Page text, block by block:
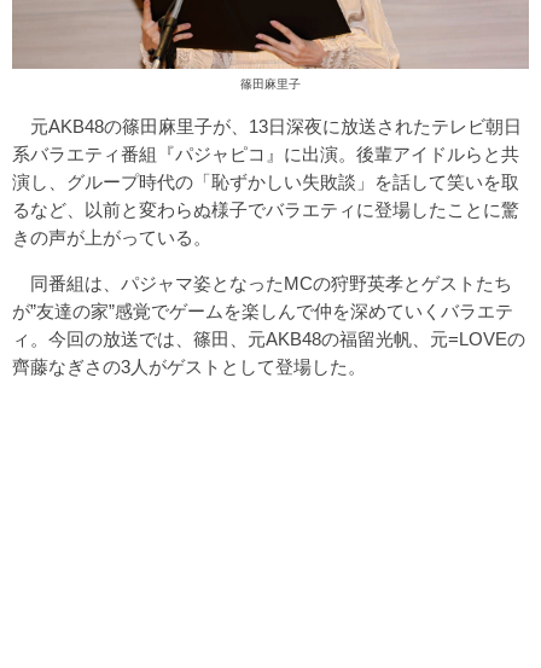
篠田麻里子
元AKB48の篠田麻里子が、13日深夜に放送されたテレビ朝日
系バラエティ番組『パジャピコ』に出演。後輩アイドルらと共
演し、グループ時代の「恥ずかしい失敗談」を話して笑いを取
るなど、以前と変わらぬ様子でバラエティに登場したことに驚
きの声が上がっている。
同番組は、パジャマ姿となったMCの狩野英孝とゲストたち
が”友達の家”感覚でゲームを楽しんで仲を深めていくバラエテ
ィ。今回の放送では、篠田、元AKB48の福留光帆、元=LOVEの
齊藤なぎさの3人がゲストとして登場した。